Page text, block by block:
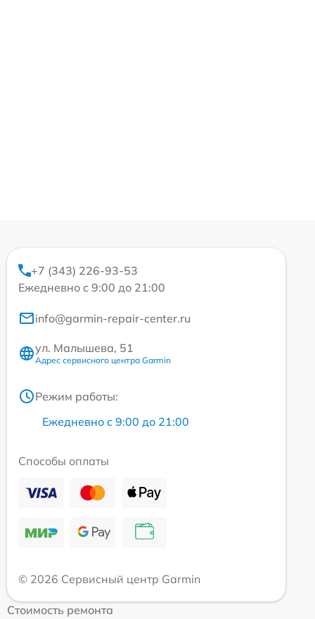
+7 (343) 226-93-53
Ежедневно с 9:00 до 21:00
info@garmin-repair-center.ru
ул. Малышева, 51
Адрес сервисного центра Garmin
Режим работы:
Ежедневно с 9:00 до 21:00
Способы оплаты
© 2026 Сервисный центр Garmin
Стоимость ремонта